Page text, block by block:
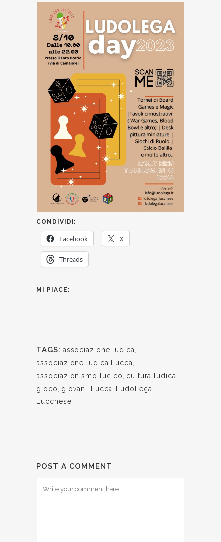
CONDIVIDI:
Facebook X
Threads
MI PIACE:
TAGS: associazione ludica,
associazione ludica Lucca,
associazionismo ludico, cultura ludica,
gioco, giovani, Lucca, LudoLega
Lucchese
POST A COMMENT